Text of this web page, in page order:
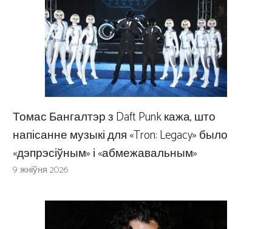
Томас Бангалтэр з Daft Punk кажа, што
напісанне музыкі для «Tron: Legacy» было
«дэпрэсіўным» і «абмежавальным»
9 жніўня 2026